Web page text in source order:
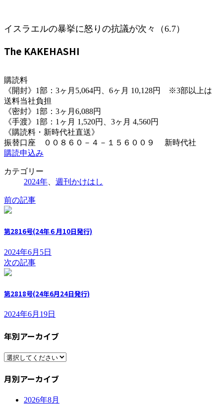
イスラエルの暴挙に怒りの抗議が次々（6.7）
The KAKEHASHI
購読料
《開封》1部：3ヶ月5,064円、6ヶ月 10,128円 ※3部以上は
送料当社負担
《密封》1部：3ヶ月6,088円
《手渡》1部：1ヶ月 1,520円、3ヶ月 4,560円
《購読料・新時代社直送》
振替口座 ００８６０－４－１５６００９ 新時代社
購読申込み
カテゴリー
2024年
週刊かけはし
前の記事
第2816号(24年６月10日発行)
2024年6月5日
次の記事
第2818号(24年6月24日発行)
2024年6月19日
年別アーカイブ
月別アーカイブ
2026年8月